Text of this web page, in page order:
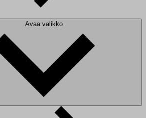
Avaa valikko